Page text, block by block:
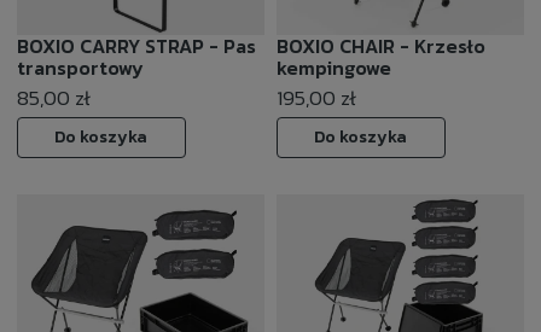
BOXIO CARRY STRAP - Pas
transportowy
85,00 zł
Do koszyka
BOXIO CHAIR - Krzesło
kempingowe
195,00 zł
Do koszyka